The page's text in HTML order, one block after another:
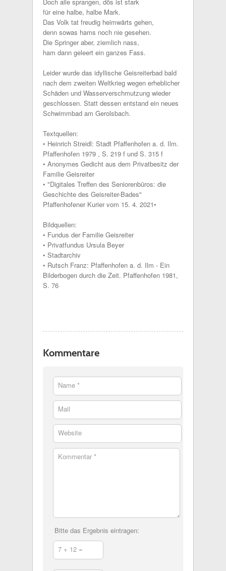
für eine halbe, halbe Mark.
Das Volk tat freudig heimwärts gehen,
denn sowas hams noch nie gesehen.
Die Springer aber, ziemlich nass,
ham dann geleert ein ganzes Fass.
Leider wurde das idyllische Geisreiterbad bald
nach dem zweiten Weltkrieg wegen erheblicher
Schäden und Wasserverschmutzung wieder
geschlossen. Statt dessen entstand ein neues
Schwimmbad am Gerolsbach.
Textquellen:
• Heinrich Streidl: Stadt Pfaffenhofen a. d. Ilm.
Pfaffenhofen 1979 , S. 219 f und S. 315 f
• Anonymes Gedicht aus dem Privatbesitz der
Familie Geisreiter
• "Digitales Treffen des Seniorenbüros: die
Geschichte des Geisreiter-Bades"
Pfaffenhofener Kurier vom 15. 4. 2021•
Bildquellen:
• Fundus der Familie Geisreiter
• Privatfundus Ursula Beyer
• Stadtarchiv
• Rutsch Franz: Pfaffenhofen a. d. Ilm - Ein
Bilderbogen durch die Zeit. Pfaffenhofen 1981,
S. 76
Kommentare
Name *
Mail
Website
Kommentar *
Bitte das Ergebnis eintragen:
7 + 12 =